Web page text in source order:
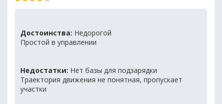
Достоинства: Недорогой
Простой в управлении
Недостатки: Нет базы для подзарядки
Траектория движения не понятная, пропускает
участки